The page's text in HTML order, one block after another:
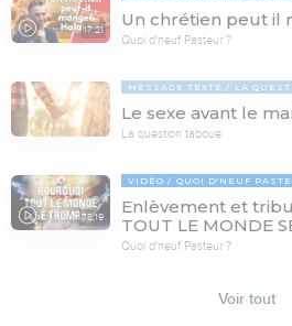
17:21
Un chrétien peut il
Quoi d'neuf Pasteur ?
MESSAGE TEXTE LA
Le sexe avant le
La question taboue
78:19
VIDÉO QUOI D'NEUF
Enlèvement et
TOUT LE MONDE
Quoi d'neuf Pasteur ?
Voir tout